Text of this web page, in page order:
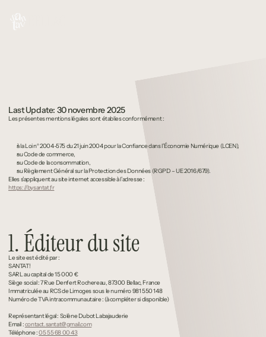
Mentions
Last Update: 30 novembre 2025
Les présentes mentions légales sont établies conformément :
à la Loi n° 2004-575 du 21 juin 2004 pour la Confiance dans l’Économie Numérique (LCEN),
au Code de commerce,
au Code de la consommation,
au Règlement Général sur la Protection des Données (RGPD – UE 2016/679).
Elles s’appliquent au site internet accessible à l’adresse :
https://bysantat.fr
1. Éditeur du site
Le site est édité par :
SANTAT!
SARL au capital de 15 000 €
Siège social : 7 Rue Denfert Rochereau, 87300 Bellac, France
Immatriculée au RCS de Limoges sous le numéro 981 550 148
Numéro de TVA intracommunautaire : (à compléter si disponible)
Représentant légal : Solène Dubot Labajauderie
Email : contact.santat@gmail.com
Téléphone : 05 55 68 00 43